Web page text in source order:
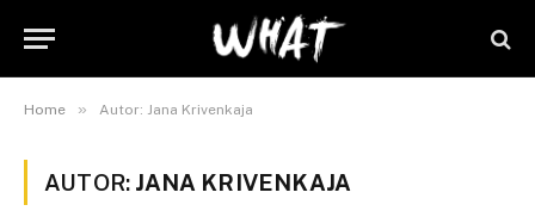
Home » Autor: Jana Krivenkaja
AUTOR: JANA KRIVENKAJA